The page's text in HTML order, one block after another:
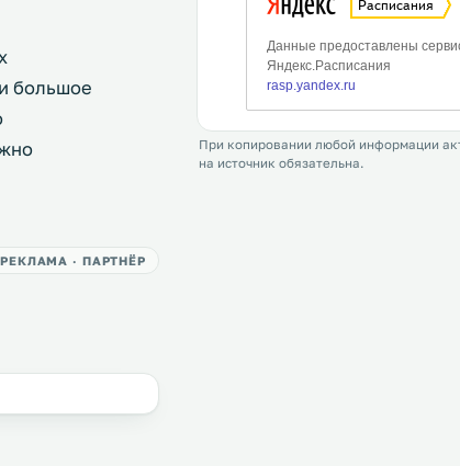
большое
РЕКЛАМА · ПАРТНЁР
При копировании любой информации
на источник обязательна.